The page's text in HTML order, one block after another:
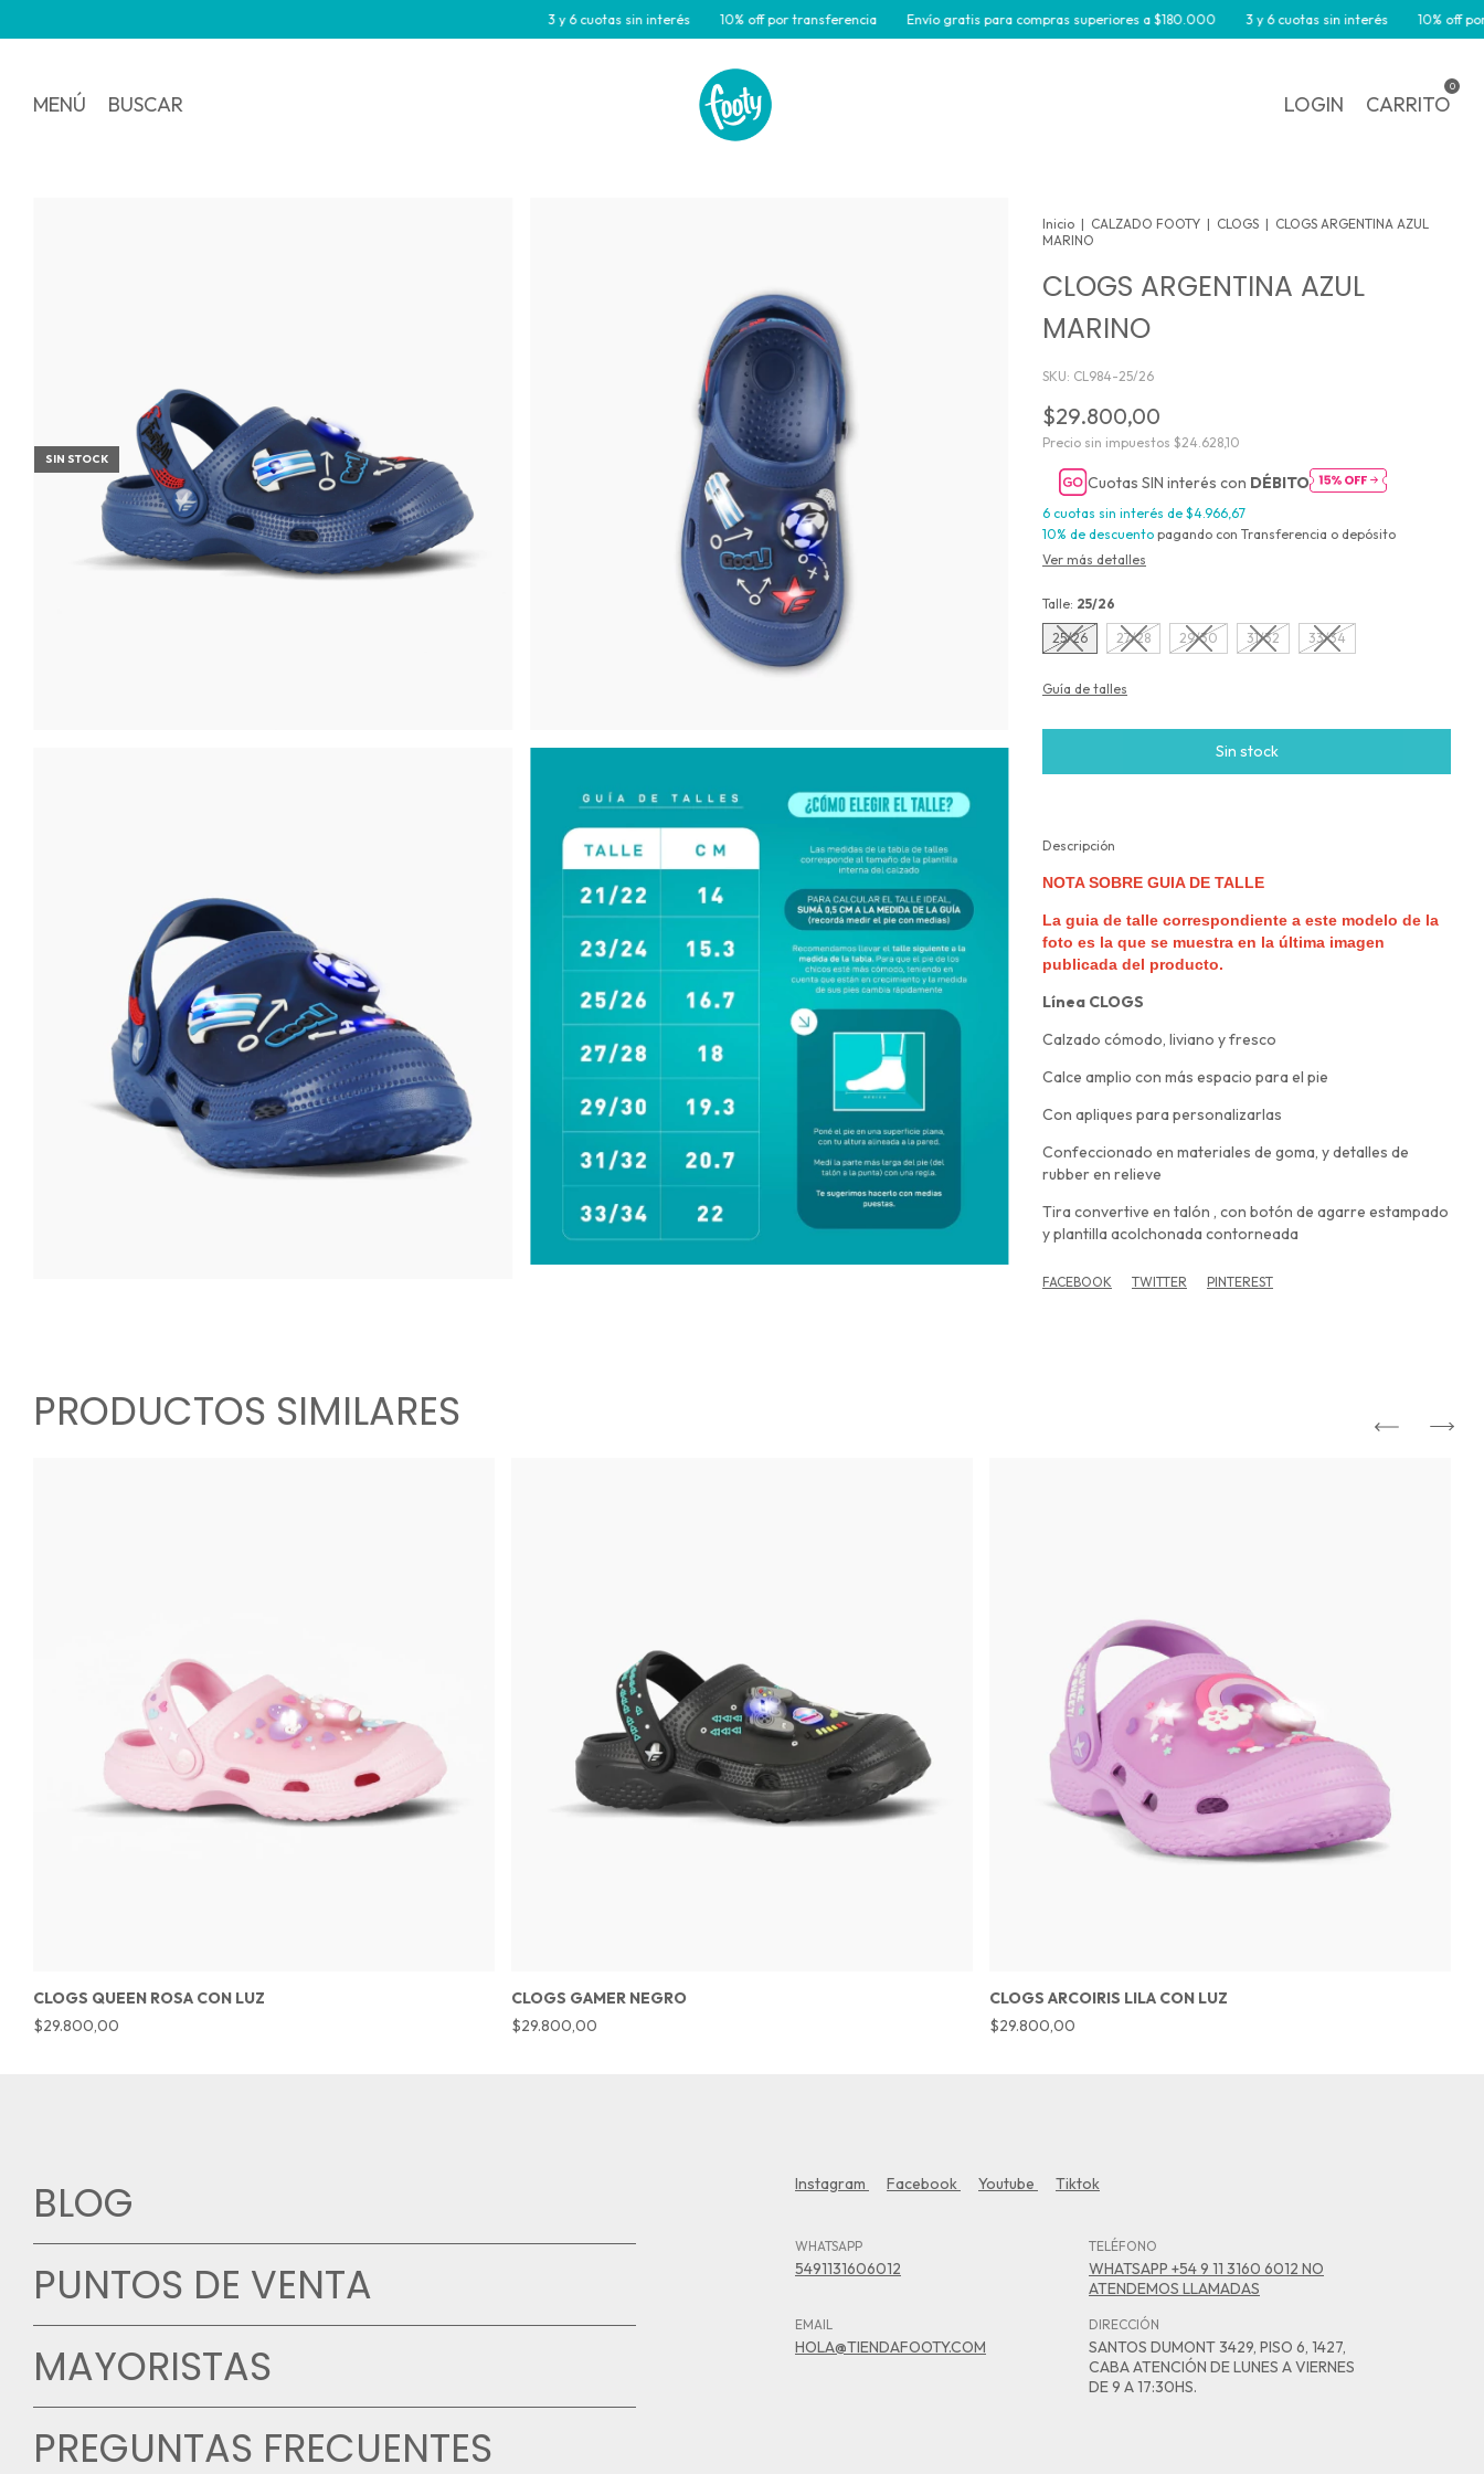
3 y 6 cuotas sin interés 10% off por transferencia Envío gratis para compras superiores a $180.000 3 y 6 cuotas sin interés 10% off por
MENÚ BUSCAR LOGIN CARRITO
0
SIN STOCK
Inicio | CALZADO FOOTY | CLOGS | CLOGS ARGENTINA AZUL
MARINO
CLOGS ARGENTINA AZUL
MARINO
SKU: CL984-25/26
$29.800,00
Precio sin impuestos $24.628,10
Cuotas SIN interés con DÉBITO
6 cuotas sin interés de $4.966,67
10% de descuento pagando con Transferencia o depósito
Ver más detalles
Talle: 25/26
25/26 27/28 29/30 31/32 33/34
Guía de talles
Descripción
NOTA SOBRE GUIA DE TALLE
La guia de talle correspondiente a este modelo de la
foto es la que se muestra en la última imagen
publicada del producto.
Línea CLOGS
Calzado cómodo, liviano y fresco
Calce amplio con más espacio para el pie
Con apliques para personalizarlas
Confeccionado en materiales de goma, y detalles de
rubber en relieve
Tira convertive en talón , con botón de agarre estampado
y plantilla acolchonada contorneada
FACEBOOK TWITTER PINTEREST
PRODUCTOS SIMILARES
CLOGS QUEEN ROSA CON LUZ
$29.800,00
CLOGS GAMER NEGRO
$29.800,00
CLOGS ARCOIRIS LILA CON LUZ
$29.800,00
BLOG
PUNTOS DE VENTA
MAYORISTAS
PREGUNTAS FRECUENTES
Instagram Facebook Youtube Tiktok
WHATSAPP
5491131606012
TELÉFONO
WHATSAPP +54 9 11 3160 6012 NO
ATENDEMOS LLAMADAS
EMAIL
HOLA@TIENDAFOOTY.COM
DIRECCIÓN
SANTOS DUMONT 3429, PISO 6, 1427,
CABA ATENCIÓN DE LUNES A VIERNES
DE 9 A 17:30HS.